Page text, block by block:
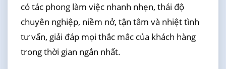
có tác phong làm việc nhanh nhẹn, thái độ
chuyên nghiệp, niềm nở, tận tâm và nhiệt tình
tư vấn, giải đáp mọi thắc mắc của khách hàng
trong thời gian ngắn nhất.